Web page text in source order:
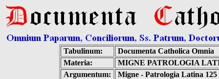
Tabulinum:
Documenta Catholica Omnia
Materia:
MIGNE PATROLOGIA
Argumentum:
Migne - Patrologia Latina